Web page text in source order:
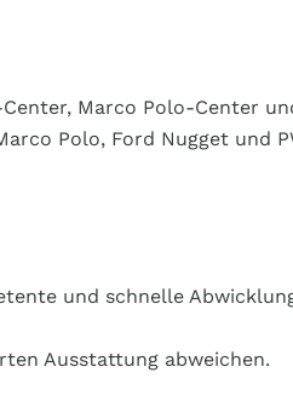
Marco Polo-Center
Polo, Ford Nugget und
und schnelle
Ausstattung abweichen.